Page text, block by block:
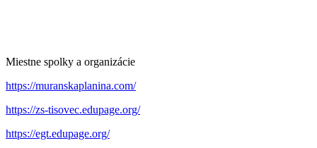
Miestne spolky a organizácie
https://muranskaplanina.com/
https://zs-tisovec.edupage.org/
https://egt.edupage.org/